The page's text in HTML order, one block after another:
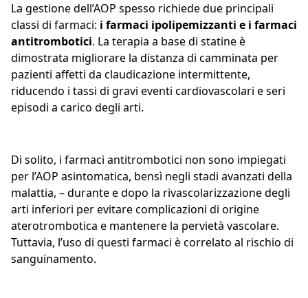
La gestione dell’AOP spesso richiede due principali
classi di farmaci: i farmaci ipolipemizzanti e i farmaci
antitrombotici. La terapia a base di statine è
dimostrata migliorare la distanza di camminata per
pazienti affetti da claudicazione intermittente,
riducendo i tassi di gravi eventi cardiovascolari e seri
episodi a carico degli arti.
Di solito, i farmaci antitrombotici non sono impiegati
per l’AOP asintomatica, bensì negli stadi avanzati della
malattia, – durante e dopo la rivascolarizzazione degli
arti inferiori per evitare complicazioni di origine
aterotrombotica e mantenere la pervietà vascolare.
Tuttavia, l’uso di questi farmaci è correlato al rischio di
sanguinamento.